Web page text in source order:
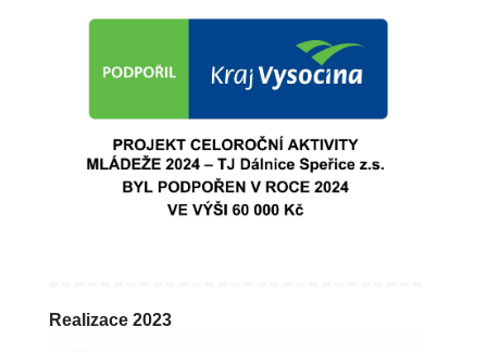
Realizace 2023